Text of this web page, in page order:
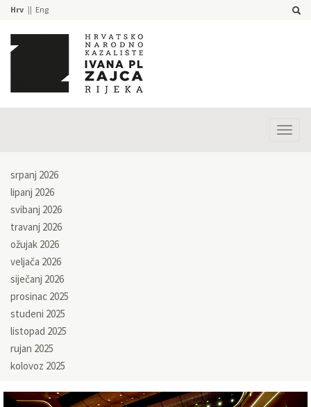
Hrv Eng
srpanj 2026
lipanj 2026
svibanj 2026
travanj 2026
ožujak 2026
veljača 2026
siječanj 2026
prosinac 2025
studeni 2025
listopad 2025
rujan 2025
kolovoz 2025